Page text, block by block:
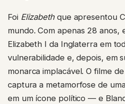
Foi Elizabethque apresentou
mundo. Com apenas 28 anos,
Elizabeth I da Inglaterra em
vulnerabilidade e, depois, em
monarca implacável. O filme
captura a metamorfose de
em um ícone político — e